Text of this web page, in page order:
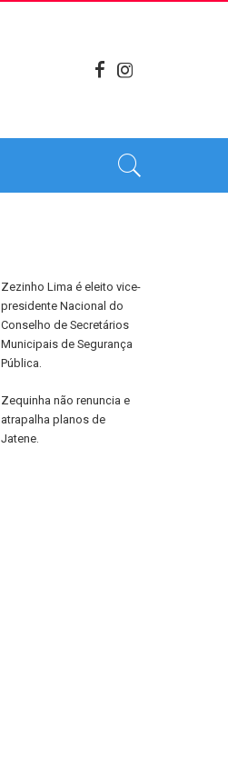
Zezinho Lima é eleito vice-
presidente Nacional do
Conselho de Secretários
Municipais de Segurança
Pública.
Zequinha não renuncia e
atrapalha planos de
Jatene.